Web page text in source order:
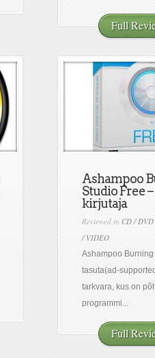
Full
Ashampoo
Studio Free
kirjutaja
Reviewed in CD / DVD
/ VIDEO
Ashampoo
tasuta(ad-
tarkvara, kus on
programmi...
Full